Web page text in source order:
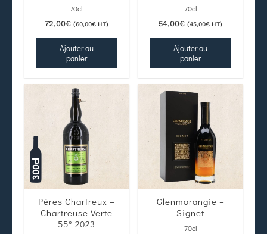
70cl
72,00€ (60,00€HT)
Ajouter au
panier
70cl
54,00€ (45,00€ HT)
Ajouter au
panier
Pères Chartreux –
Chartreuse Verte
55° 2023
Glenmorangie –
Signet
70cl